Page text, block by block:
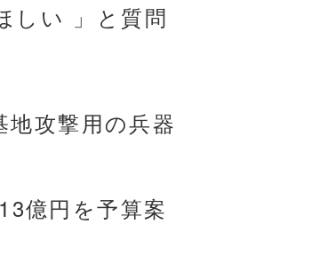
しい 」と質問
攻撃用の兵器
億円を予算案